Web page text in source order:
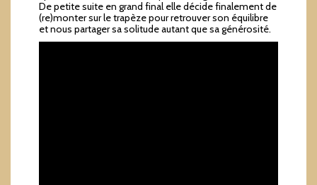
De petite suite en grand final elle décide finalement de
(re)monter sur le trapèze pour retrouver son équilibre
et nous partager sa solitude autant que sa générosité.